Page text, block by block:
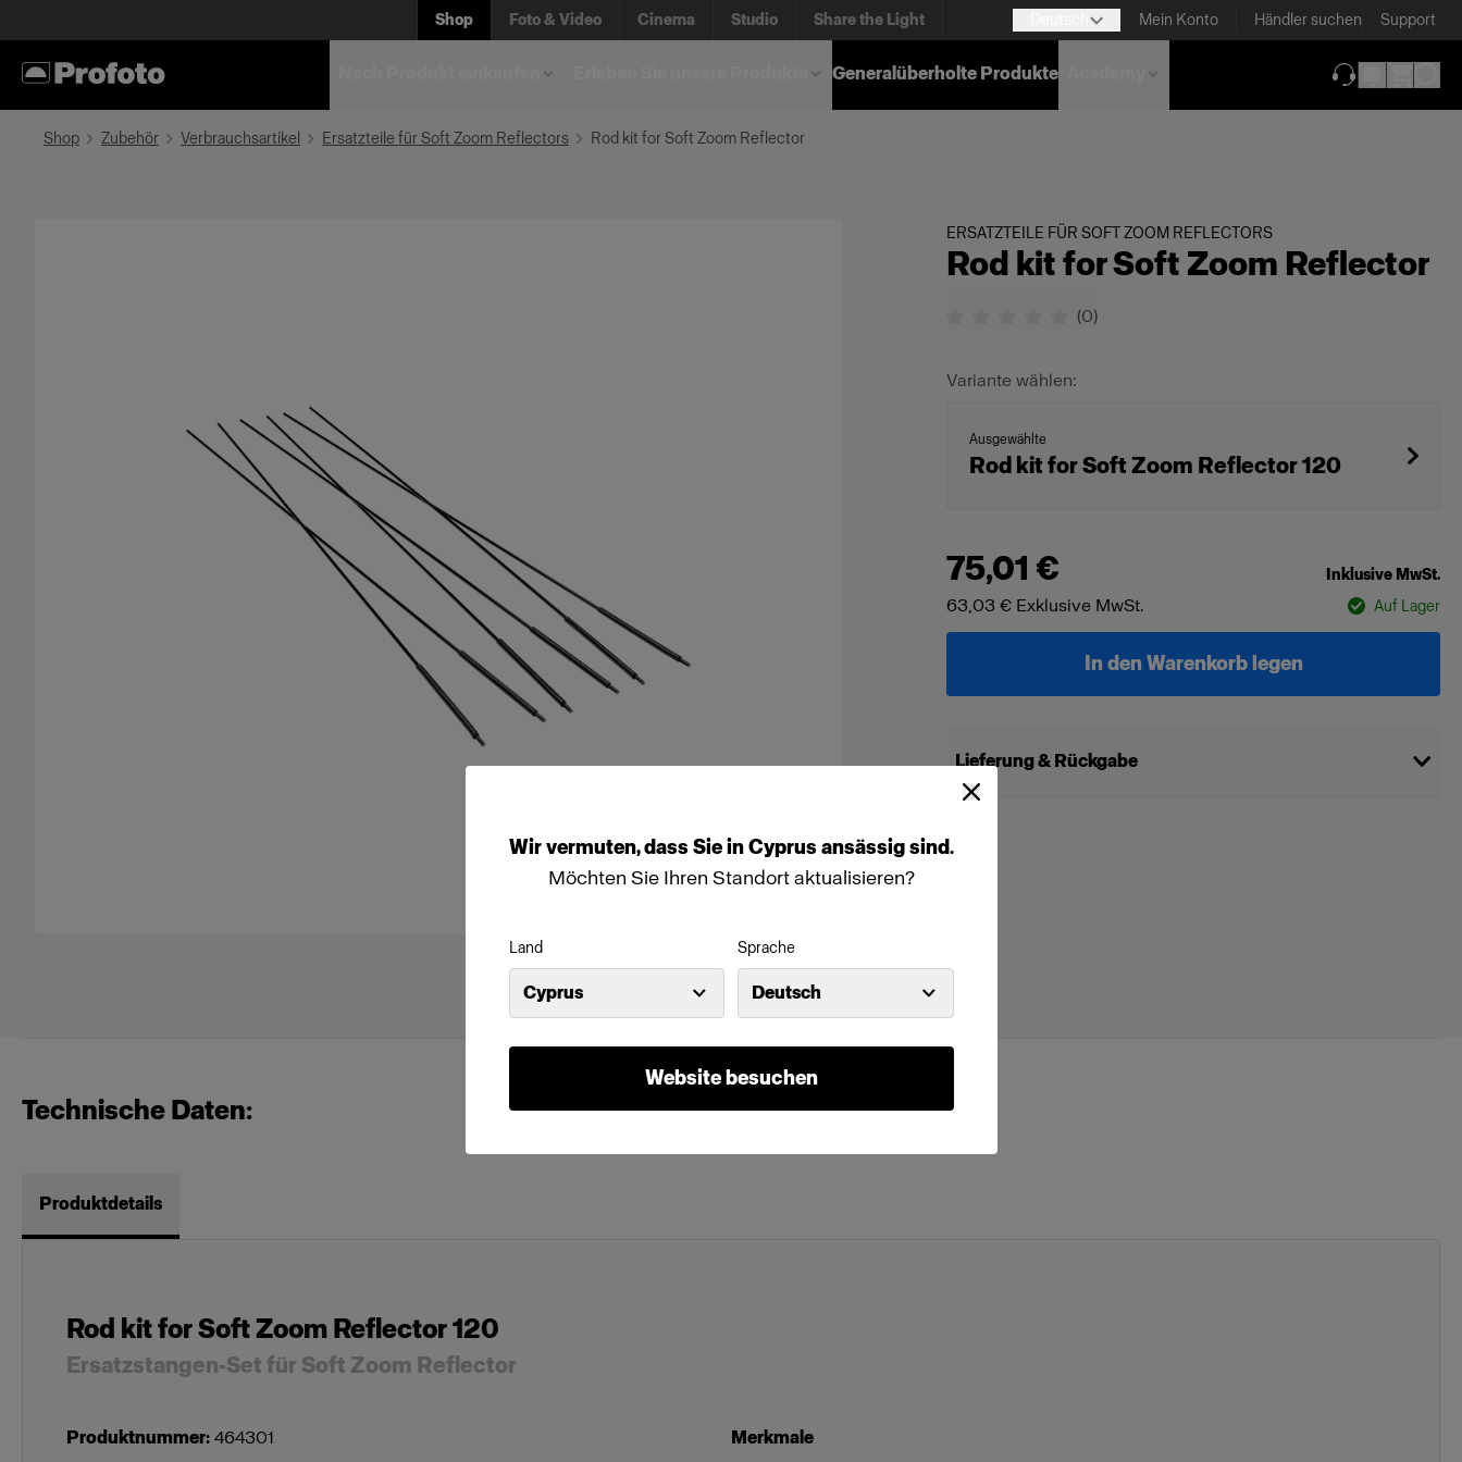
Wirvermuten,dass SieinCyprus ansässigsind.
Möchten Sie Ihren Standort aktualisieren?
Land
Cyprus
Sprache
Deutsch
Website besuchen
Shop Foto & Video Cinema Studio Share the Light Mein Konto Händler suchen Support
Generalüberholte Produkte
Shop Zubehör Verbrauchsartikel Ersatzteile für Soft Zoom Reflectors Rod kit for Soft Zoom Reflector
ERSATZTEILE FÜR SOFT ZOOM REFLECTORS
Rod kit for Soft Zoom Reflector
(0)
Variante wählen:
Ausgewählte
Rod kit for Soft Zoom Reflector 120
75,01 € Inklusive MwSt.
63,03 € Exklusive MwSt. Auf Lager
In den Warenkorb legen
Lieferung & Rückgabe
Technische Daten:
Produktdetails
Rod kit for Soft Zoom Reflector 120
Ersatzstangen-Set für Soft Zoom Reflector
Produktnummer: 464301 Merkmale